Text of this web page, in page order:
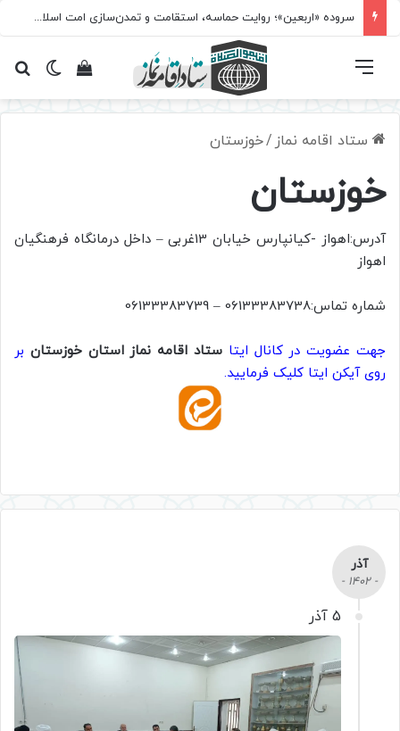
سروده‌ «اربعین»؛ روایت حماسه، استقامت و تمدن‌سازی امت اسلامی
تغییرمشاهده فهرست
ستاد اقامه نماز /خوزستان
خوزستان
آدرس:اهواز -کیانپارس خیابان 13غربی – داخل درمانگاه فرهنگیان
اهواز
شماره تماس:06133383738 – 06133383739
جهت عضویت در کانال ایتا ستاد اقامه نماز استان خوزستان بر
روی آیکن ایتا کلیک فرمایید.
آذر
- 1402 -
5 آذر